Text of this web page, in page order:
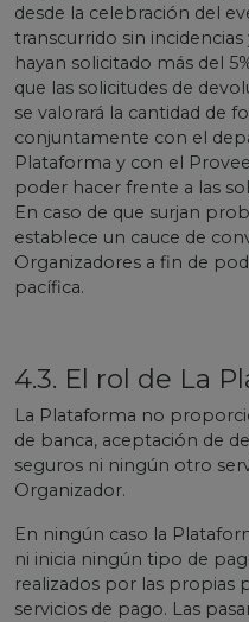
desde la celebración del
transcurrido sin
hayan solicitado más del
que las solicitudes de
se valorará la cantidad de
conjuntamente con el
Plataforma y con el
poder hacer frente a las
En caso de que surjan
establece un cauce de
Organizadores a fin de
pacífica.
4.3. El rol de La
La Plataforma no
de banca, aceptación de
seguros ni ningún otro
Organizador.
En ningún caso la
ni inicia ningún tipo de
realizados por las propias
servicios de pago. Las